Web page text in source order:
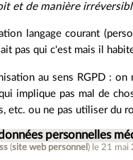
et de manière
langage courant
pas qui c'est mais il
au sens RGPD :
implique pas mal de
etc. ou ne pas utiliser du
personnelles
(site web personnel ) le 21 mai